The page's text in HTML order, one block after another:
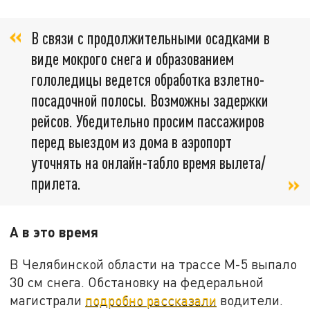
В связи с продолжительными осадками в
виде мокрого снега и образованием
гололедицы ведется обработка взлетно-
посадочной полосы. Возможны задержки
рейсов. Убедительно просим пассажиров
перед выездом из дома в аэропорт
уточнять на онлайн-табло время вылета/
прилета.
А в это время
В Челябинской области на трассе М-5 выпало
30 см снега. Обстановку на федеральной
магистрали подробно рассказали водители.